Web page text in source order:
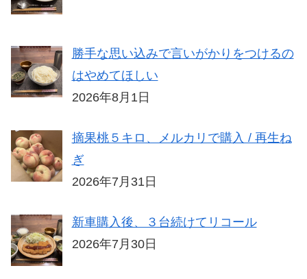
勝手な思い込みで言いがかりをつけるの
はやめてほしい
2026年8月1日
摘果桃５キロ、メルカリで購入 / 再生ね
ぎ
2026年7月31日
新車購入後、３台続けてリコール
2026年7月30日